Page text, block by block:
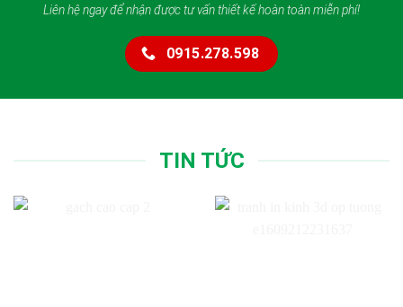
Liên hệ ngay để nhận được tư vấn thiết kế hoàn toàn miễn phí!
0915.278.598
TIN TỨC